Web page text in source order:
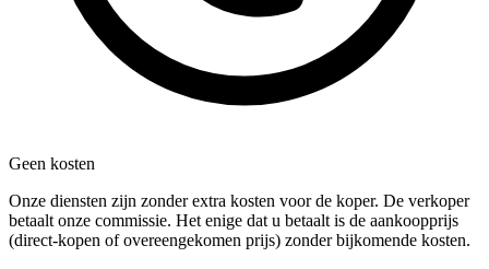
Geen kosten
Onze diensten zijn zonder extra kosten voor de koper. De verkoper
betaalt onze commissie. Het enige dat u betaalt is de aankoopprijs
(direct-kopen of overeengekomen prijs) zonder bijkomende kosten.